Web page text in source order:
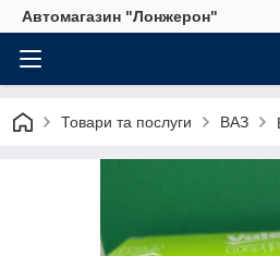
Автомагазин "Лонжерон"
Товари та послуги ВАЗ